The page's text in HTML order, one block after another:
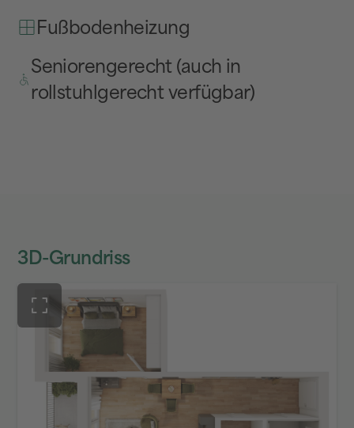
Fußbodenheizung
Seniorengerecht (auch in
rollstuhlgerecht verfügbar)
3D-Grundriss